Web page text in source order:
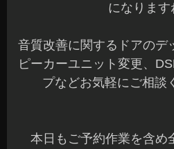
になります
音質改善に関するドアのデ
ピーカーユニット変更、
プなどお気軽にご相談
本日もご予約作業を含め